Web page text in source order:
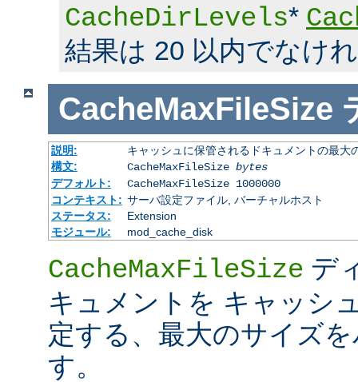
CacheDirLevels*
結果は 20 以内でなけ
CacheMaxFileSize
説明:
キャッシュに保管されるドキュメントの最大
構文:
CacheMaxFileSize bytes
デフォルト:
CacheMaxFileSize 1000000
コンテキスト: サーバ設定ファイル, バーチャルホスト
ステータス:
Extension
モジュール:
mod_cache_disk
CacheMaxFileSize デ
キュメントを キャッシ
定する、最大のサイズ
す。